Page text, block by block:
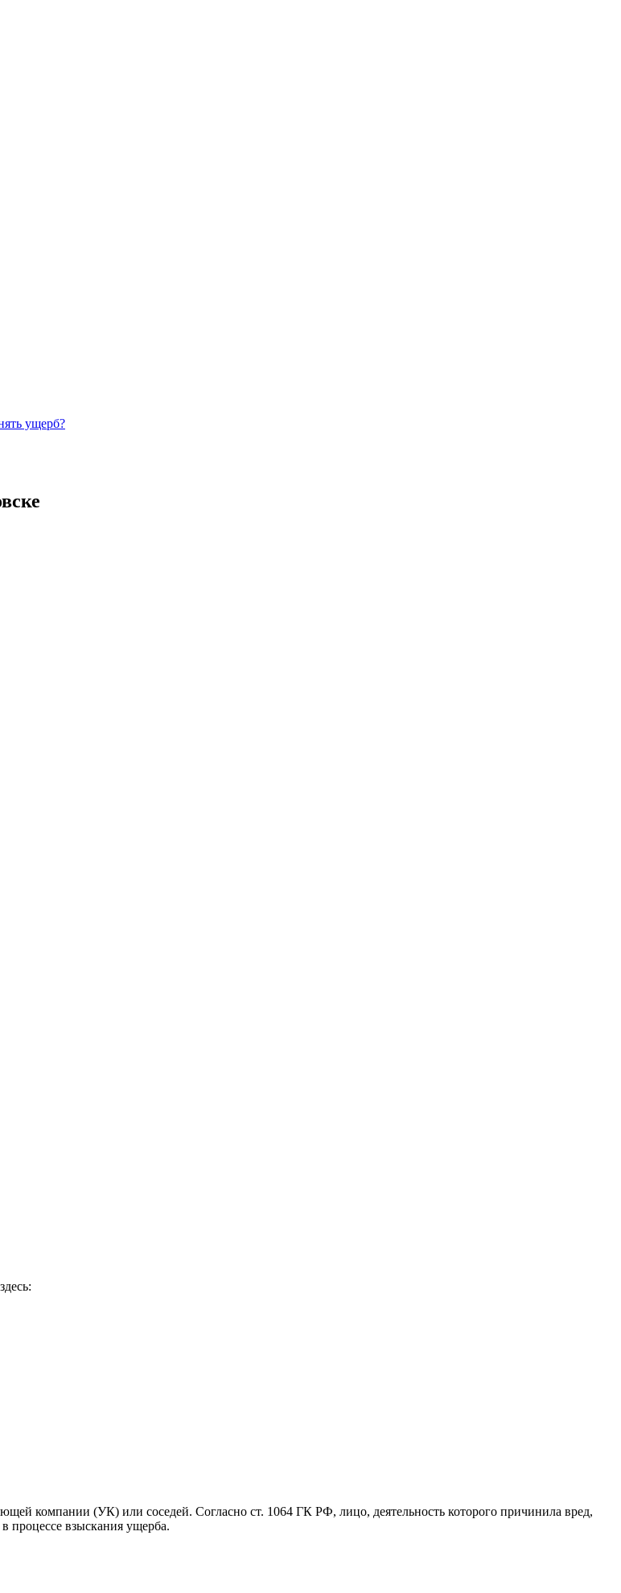
ущерб?
компании (УК) или соседей. Согласно ст. 1064 ГК РФ, лицо, деятельность которого причинила вред,
процессе взыскания ущерба.